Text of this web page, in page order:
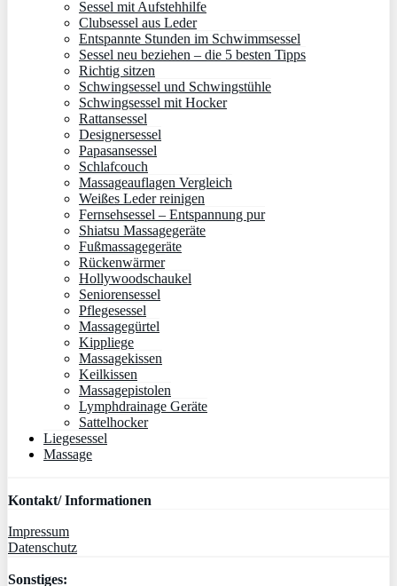
Sessel mit Aufstehhilfe
Clubsessel aus Leder
Entspannte Stunden im Schwimmsessel
Sessel neu beziehen – die 5 besten Tipps
Richtig sitzen
Schwingsessel und Schwingstühle
Schwingsessel mit Hocker
Rattansessel
Designersessel
Papasansessel
Schlafcouch
Massageauflagen Vergleich
Weißes Leder reinigen
Fernsehsessel – Entspannung pur
Shiatsu Massagegeräte
Fußmassagegeräte
Rückenwärmer
Hollywoodschaukel
Seniorensessel
Pflegesessel
Massagegürtel
Kippliege
Massagekissen
Keilkissen
Massagepistolen
Lymphdrainage Geräte
Sattelhocker
Liegesessel
Massage
Kontakt/ Informationen
Impressum
Datenschutz
Sonstiges: